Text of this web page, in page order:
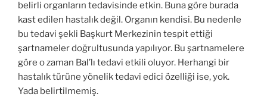
belirli organların tedavisinde etkin. Buna göre burada
kast edilen hastalık değil. Organın kendisi. Bu nedenle
bu tedavi şekli Başkurt Merkezinin tespit ettiği
şartnameler doğrultusunda yapılıyor. Bu şartnamelere
göre o zaman Bal’lı tedavi etkili oluyor. Herhangi bir
hastalık türüne yönelik tedavi edici özelliği ise, yok.
Yada belirtilmemiş.